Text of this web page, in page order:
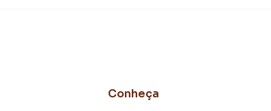
Conheça